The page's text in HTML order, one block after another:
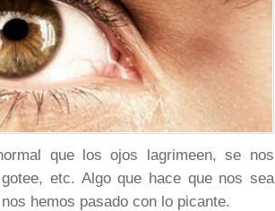
que los ojos lagrimeen, se nos
etc. Algo que hace que nos sea
hemos pasado con lo picante.